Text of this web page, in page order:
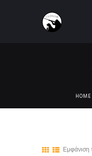
HOME
Εμφάνιση